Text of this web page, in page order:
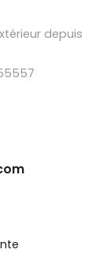
depuis